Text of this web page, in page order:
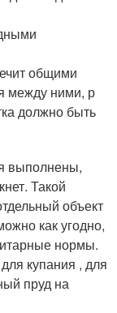
общими
между ними, р
должно быть
выполнены,
Такой
объект
как угодно,
нормы.
купания , для
пруд на